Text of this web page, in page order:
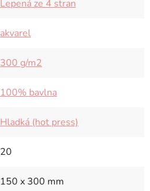
Lepená ze 4 stran
akvarel
300 g/m2
100% bavlna
Hladká (hot press)
20
150 x 300 mm